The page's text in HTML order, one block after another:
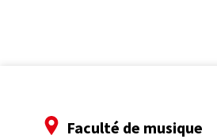
Faculté de musique